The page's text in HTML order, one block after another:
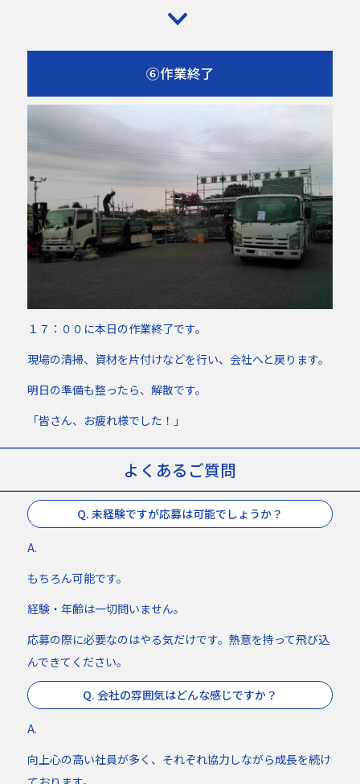
⑥作業終了
１７：００に本日の作業終了です。
現場の清掃、資材を片付けなどを行い、会社へと戻ります。
明日の準備も整ったら、解散です。
「皆さん、お疲れ様でした！」
よくあるご質問
Q. 未経験ですが応募は可能でしょうか？
A.
もちろん可能です。
経験・年齢は一切問いません。
応募の際に必要なのはやる気だけです。熱意を持って飛び込
んできてください。
Q. 会社の雰囲気はどんな感じですか？
A.
向上心の高い社員が多く、それぞれ協力しながら成長を続け